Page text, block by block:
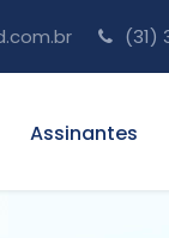
(31)
Assinantes